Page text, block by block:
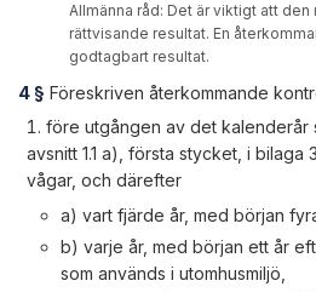
Allmänna råd: Det är viktigt att
rättvisande resultat. En
godtagbart resultat.
4 § Föreskriven återkommande
före utgången av det kalenderår
avsnitt 1.1 a), första stycket, i bilaga
vågar, och därefter
a) vart fjärde år, med början
b) varje år, med början ett år
som används i utomhusmiljö,